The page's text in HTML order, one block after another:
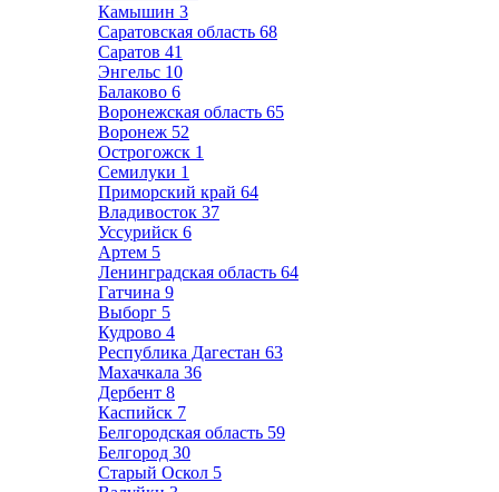
Камышин 3
Саратовская область 68
Саратов 41
Энгельс 10
Балаково 6
Воронежская область 65
Воронеж 52
Острогожск 1
Семилуки 1
Приморский край 64
Владивосток 37
Уссурийск 6
Артем 5
Ленинградская область 64
Гатчина 9
Выборг 5
Кудрово 4
Республика Дагестан 63
Махачкала 36
Дербент 8
Каспийск 7
Белгородская область 59
Белгород 30
Старый Оскол 5